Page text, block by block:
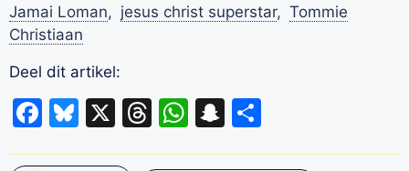
Jamai Loman, jesus christ superstar, Tommie
Christiaan
Deel dit artikel:
Facebook
Bluesky
X Threads
WhatsApp
Snapchat